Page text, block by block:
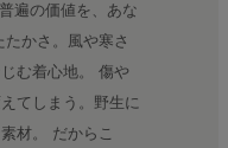
遍の価値を、あな
かさ。風や寒さ
む着心地。 傷や
てしまう。野生に
材。 だからこ